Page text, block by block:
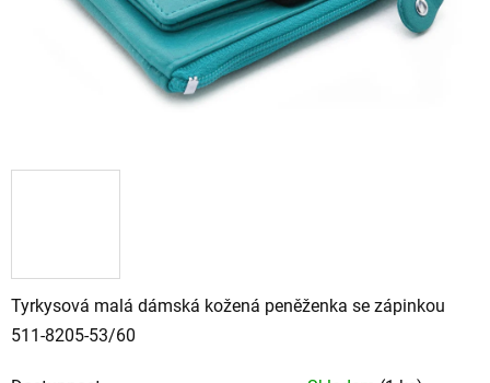
Tyrkysová malá dámská kožená peněženka se zápinkou
511-8205-53/60